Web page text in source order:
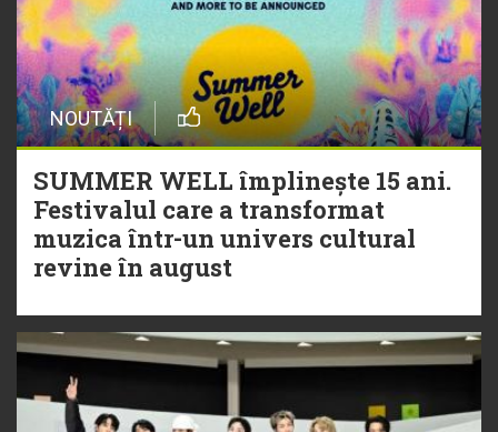
NOUTĂȚI
SUMMER WELL împlinește 15 ani.
Festivalul care a transformat
muzica într-un univers cultural
revine în august